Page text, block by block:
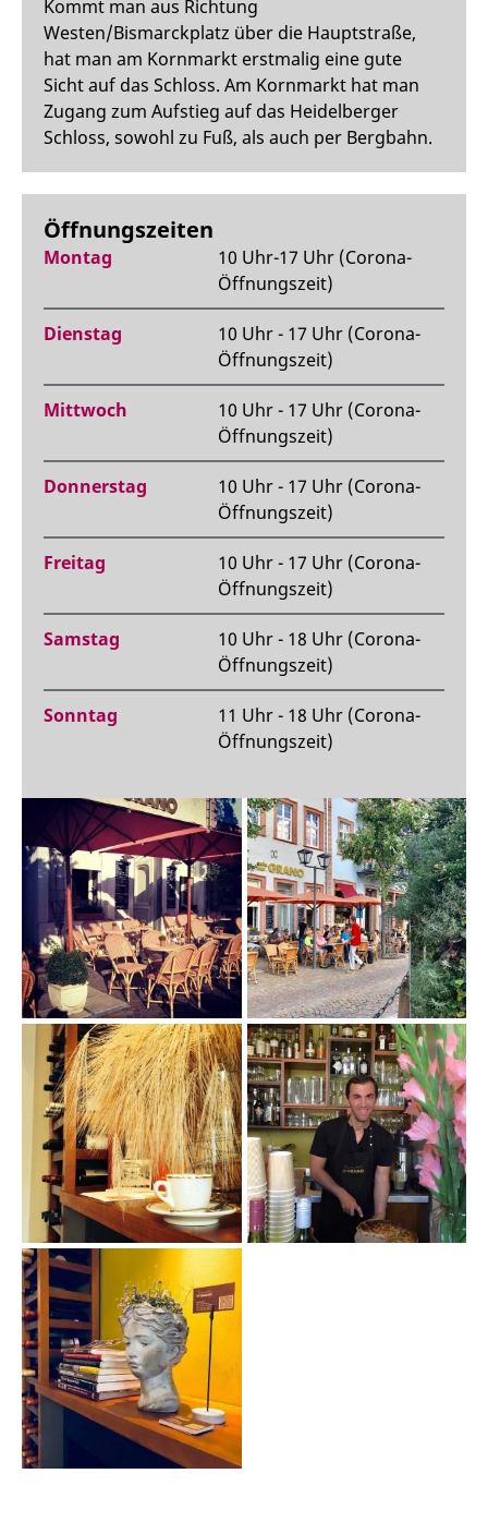
Kommt man aus Richtung
Westen/Bismarckplatz über die Hauptstraße,
hat man am Kornmarkt erstmalig eine gute
Sicht auf das Schloss. Am Kornmarkt hat man
Zugang zum Aufstieg auf das Heidelberger
Schloss, sowohl zu Fuß, als auch per Bergbahn.
Öffnungszeiten
Montag
10 Uhr-17 Uhr (Corona-
Öffnungszeit)
Dienstag
10 Uhr - 17 Uhr (Corona-
Öffnungszeit)
Mittwoch
10 Uhr - 17 Uhr (Corona-
Öffnungszeit)
Donnerstag
10 Uhr - 17 Uhr (Corona-
Öffnungszeit)
Freitag
10 Uhr - 17 Uhr (Corona-
Öffnungszeit)
Samstag
10 Uhr - 18 Uhr (Corona-
Öffnungszeit)
Sonntag
11 Uhr - 18 Uhr (Corona-
Öffnungszeit)